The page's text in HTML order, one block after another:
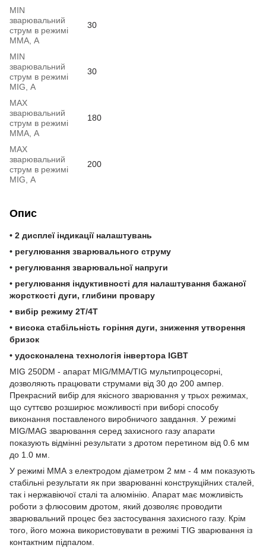
MIN
зварювальний
струм в режимі
ММА, А
30
MIN
зварювальний
струм в режимі
MIG, А
30
MAX
зварювальний
струм в режимі
ММА, А
180
MAX
зварювальний
струм в режимі
MIG, А
200
Опис
• 2 дисплеї індикації налаштувань
• регулювання зварювального струму
• регулювання зварювальної напруги
• регулювання індуктивності для налаштування бажаної
жорсткості дуги, глибини провару
• вибір режиму 2Т/4Т
• висока стабільність горіння дуги, зниження утворення
бризок
• удосконалена технологія інвертора IGBT
MIG 250DM - апарат MIG/ММА/TIG мультипроцесорні,
дозволяють працювати струмами від 30 до 200 ампер.
Прекрасний вибір для якісного зварювання у трьох режимах,
що суттєво розширює можливості при виборі способу
виконання поставленого виробничого завдання. У режимі
MIG/MAG зварювання серед захисного газу апарати
показують відмінні результати з дротом перетином від 0.6 мм
до 1.0 мм.
У режимі ММА з електродом діаметром 2 мм - 4 мм показують
стабільні результати як при зварюванні конструкційних сталей,
так і нержавіючої сталі та алюмінію. Апарат має можливість
роботи з флюсовим дротом, який дозволяє проводити
зварювальний процес без застосування захисного газу. Крім
того, його можна використовувати в режимі TIG зварювання із
контактним підпалом.